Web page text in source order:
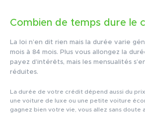
Combien de temps dure le
La loi n’en dit rien mais la durée varie
mois à 84 mois. Plus vous allongez la
payez d’intérêts, mais les mensualités
réduites.
La durée de votre crédit dépend aussi du
une voiture de luxe ou une petite voiture
gagnez bien votre vie, vous allez sans doute